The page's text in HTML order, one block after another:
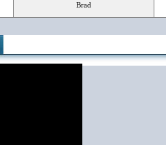
Brad